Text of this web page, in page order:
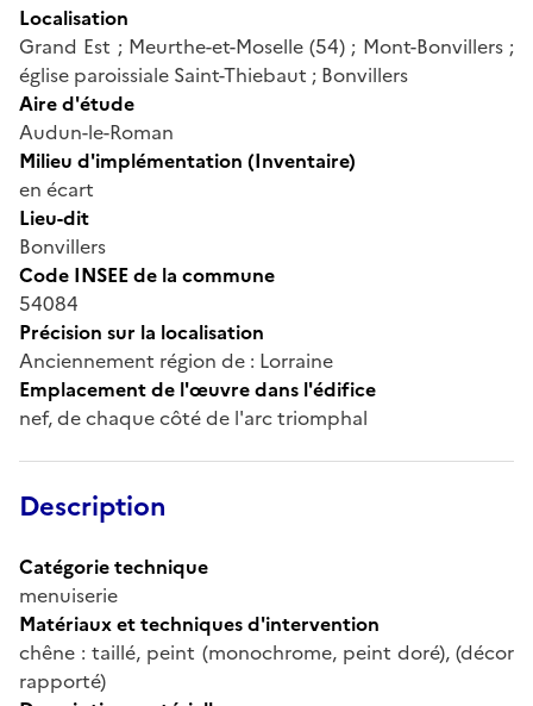
Localisation
Grand Est ; Meurthe-et-Moselle (54) ; Mont-Bonvillers ;
église paroissiale Saint-Thiebaut ; Bonvillers
Aire d'étude
Audun-le-Roman
Milieu d'implémentation (Inventaire)
en écart
Lieu-dit
Bonvillers
Code INSEE de la commune
54084
Précision sur la localisation
Anciennement région de : Lorraine
Emplacement de l'œuvre dans l'édifice
nef, de chaque côté de l'arc triomphal
Description
Catégorie technique
menuiserie
Matériaux et techniques d'intervention
chêne : taillé, peint (monochrome, peint doré), (décor
rapporté)